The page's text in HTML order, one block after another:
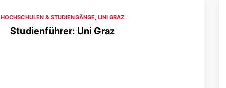
HOCHSCHULEN & STUDIENGÄNGE, UNI GRAZ
Studienführer: Uni Graz